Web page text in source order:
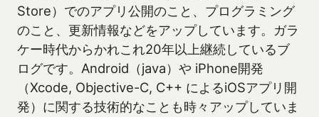
Store）でのアプリ公開のこと、プログラミング
のこと、更新情報などをアップしています。ガラ
ケー時代からかれこれ20年以上継続しているブ
ログです。Android（java）や iPhone開発
（Xcode, Objective-C, C++ によるiOSアプリ開
発）に関する技術的なことも時々アップしていま